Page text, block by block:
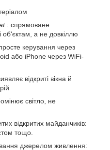
: спрямоване
а не довкіллю
керування через
або iPhone через WiFi-
відкриті вікна й
світло, не
відкритих майданчиків:
тощо.
джерелом живлення: